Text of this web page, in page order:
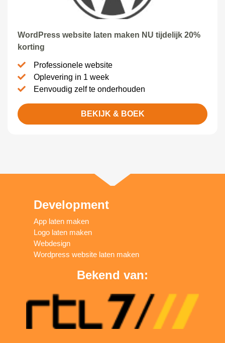
WordPress website laten maken NU tijdelijk 20%
korting
Professionele website
Oplevering in 1 week
Eenvoudig zelf te onderhouden
BEKIJK & BOEK
Development
App laten maken
Logo laten maken
Webdesign
Wordpress website laten maken
Bekend van: